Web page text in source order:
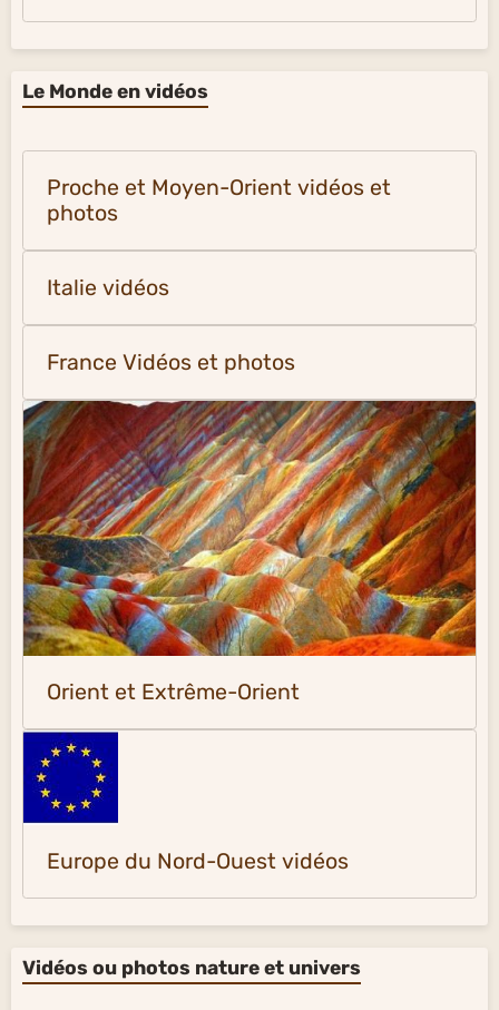
Le Monde en vidéos
Proche et Moyen-Orient vidéos et
photos
Italie vidéos
France Vidéos et photos
Orient et Extrême-Orient
Europe du Nord-Ouest vidéos
Vidéos ou photos nature et univers